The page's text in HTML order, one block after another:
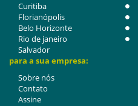
Curitiba
Florianópolis
Belo Horizonte
Rio de janeiro
Salvador
para a sua empresa:
Sobre nós
Contato
Assine